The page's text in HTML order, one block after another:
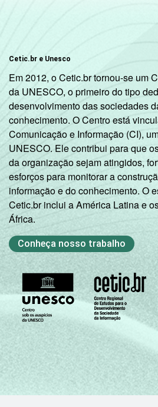
social
2008
Classe B
Classe C
Classe D/ E
Classe
social
2015
Classe A
Classe B
Classe C
Classe D/ E
Condição
atividade
PEA
Base: 98.231.272
telefone celular.
Dados coletados entre
Junho de 2016.
Cetic.br e Unesco
Em 2012, o Cetic.br tornou-se um
da UNESCO, o primeiro do tipo
desenvolvimento das sociedades
conhecimento. O Centro está
Comunicação e Informação (CI),
UNESCO. Ele contribui para que
da organização sejam atingidos,
esforços para monitorar a
informação e do conhecimento. O
Cetic.br inclui a América Latina e
África.
Conheça nosso trabalho